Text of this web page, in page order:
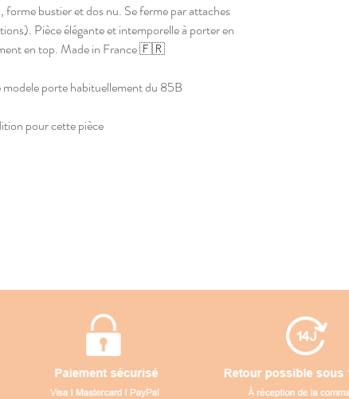
forme bustier et dos nu. Se ferme par attaches
Pièce élégante et intemporelle à porter en
en top. Made in France 🇫🇷
porte habituellement du 85B
pour cette pièce